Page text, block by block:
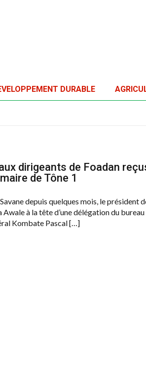
DURABLE
dirigeants de Foadan
de Tône 1
depuis quelques mois, le président
à la tête d’une délégation du
Kombate Pascal […]